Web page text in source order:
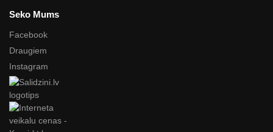
Seko Mums
Facebook
Draugiem
Instagram